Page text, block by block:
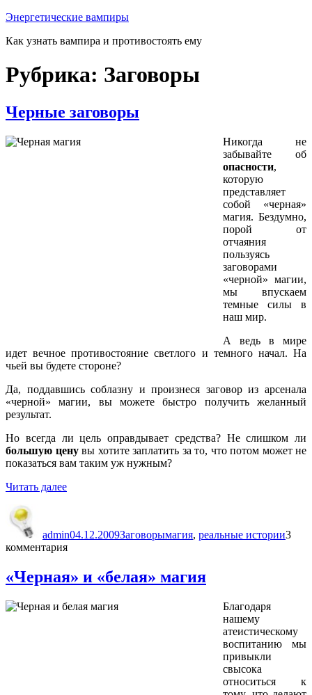
Перейти
содержимому
Энергетические вампиры
Как узнать вампира и противостоять ему
Рубрика: Заговоры
Черные заговоры
Никогда не
забывайте об
опасности,
которую
представляет
собой «черная»
магия. Бездумно,
порой от
отчаяния
пользуясь
заговорами
«черной» магии,
мы впускаем
темные силы в
наш мир.
А ведь в мире
идет вечное противостояние светлого и темного начал. На
чьей вы будете стороне?
Да, поддавшись соблазну и произнеся заговор из арсенала
«черной» магии, вы можете быстро получить желанный
результат.
Но всегда ли цель оправдывает средства? Не слишком ли
большую ценувы хотите заплатить за то, что потом может не
показаться вам таким уж нужным?
Читать далее«Черные
admin04.12.2009Заговорымагия, реальные истории3
комментария
«Черная» и «белая» магия
Благодаря
нашему
атеистическому
воспитанию мы
привыкли
свысока
относиться к